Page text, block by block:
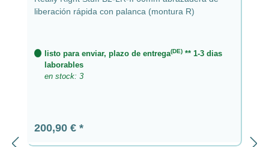
liberación rápida con palanca (montura R)
listo para enviar, plazo de entrega(DE) ** 1-3 dias
laborables
en stock: 3
Precio normal:
200,90 €